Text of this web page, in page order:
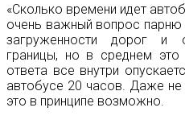
«Сколько времени идет
очень важный вопрос парню
загруженности дорог и
границы, но в среднем
ответа все внутри
автобусе 20 часов. Даже не
это в принципе возможно.